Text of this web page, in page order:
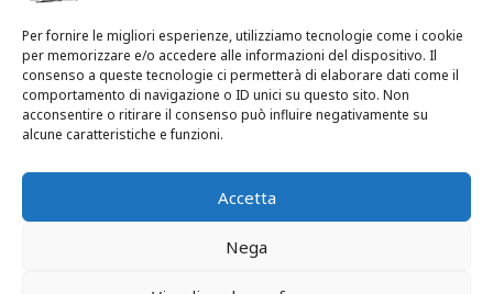
Per fornire le migliori esperienze, utilizziamo tecnologie come i cookie
per memorizzare e/o accedere alle informazioni del dispositivo. Il
consenso a queste tecnologie ci permetterà di elaborare dati come il
comportamento di navigazione o ID unici su questo sito. Non
acconsentire o ritirare il consenso può influire negativamente su
alcune caratteristiche e funzioni.
Accetta
Nega
paradiso affascina i visitatori. Stiamo parlando del
Parco del Benessere “Giacomo Filippo Novaro” di
Costarainera nella Riviera dei Fiori. Un tempo
parco degli ex ospedali Novaro e...